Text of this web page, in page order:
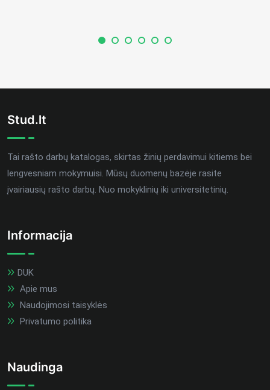
Stud.lt
Tai rašto darbų katalogas, skirtas žinių perdavimui kitiems bei
lengvesniam mokymuisi. Mūsų duomenų bazėje rasite
įvairiausių rašto darbų. Nuo mokyklinių iki universitetinių.
Informacija
DUK
Apie mus
Naudojimosi taisyklės
Privatumo politika
Naudinga